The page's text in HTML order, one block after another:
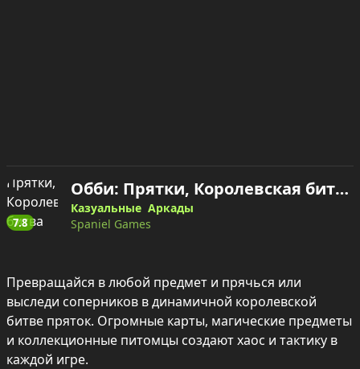
7.8
Обби: Прятки, Королевская битва — играть онлайн
Казуальные Аркады
Spaniel Games
Превращайся в любой предмет и прячься или
выследи соперников в динамичной королевской
битве пряток. Огромные карты, магические предметы
и коллекционные питомцы создают хаос и тактику в
каждой игре.